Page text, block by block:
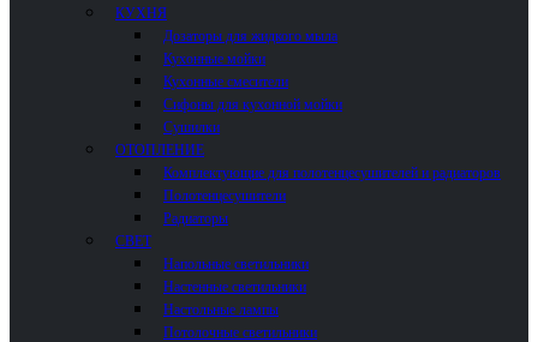
КУХНЯ
Дозаторы для жидкого мыла
Кухонные мойки
Кухонные смесители
Сифоны для кухонной мойки
Сушилки
ОТОПЛЕНИЕ
Комплектующие для полотенцесушителей и радиаторов
Полотенцесушители
Радиаторы
СВЕТ
Напольные светильники
Настенные светильники
Настольные лампы
Потолочные светильники